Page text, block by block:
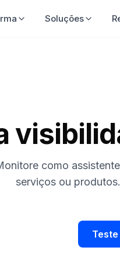
Soluções
como
serviços ou